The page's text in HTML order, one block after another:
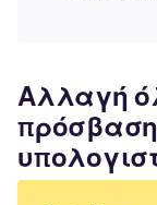
Αλλαγή